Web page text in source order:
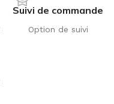
Suivi de commande
Option de suivi